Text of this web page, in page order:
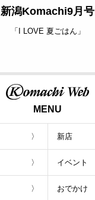
新潟Komachi9月号
「I LOVE 夏ごはん」
MENU
新店
イベント
おでかけ